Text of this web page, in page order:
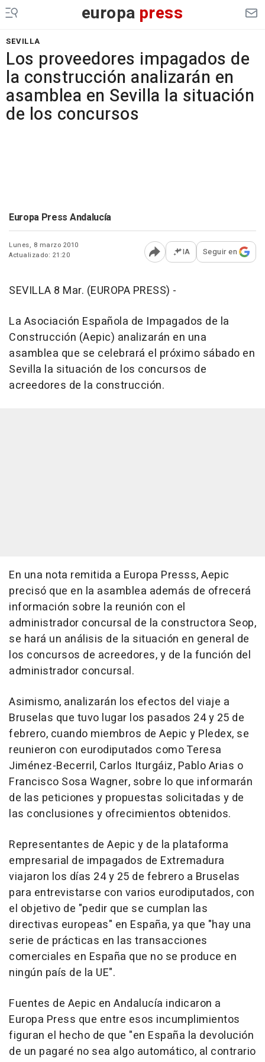
europa press
SEVILLA
Los proveedores impagados de
la construcción analizarán en
asamblea en Sevilla la situación
de los concursos
Europa Press Andalucía
Lunes, 8 marzo 2010
Actualizado: 21:20
Abrir opciones para
IA Seguir en
SEVILLA 8 Mar. (EUROPA PRESS) -
La Asociación Española de Impagados de la
Construcción (Aepic) analizarán en una
asamblea que se celebrará el próximo sábado en
Sevilla la situación de los concursos de
acreedores de la construcción.
En una nota remitida a Europa Presss, Aepic
precisó que en la asamblea además de ofrecerá
información sobre la reunión con el
administrador concursal de la constructora Seop,
se hará un análisis de la situación en general de
los concursos de acreedores, y de la función del
administrador concursal.
Asimismo, analizarán los efectos del viaje a
Bruselas que tuvo lugar los pasados 24 y 25 de
febrero, cuando miembros de Aepic y Pledex, se
reunieron con eurodiputados como Teresa
Jiménez-Becerril, Carlos Iturgáiz, Pablo Arias o
Francisco Sosa Wagner, sobre lo que informarán
de las peticiones y propuestas solicitadas y de
las conclusiones y ofrecimientos obtenidos.
Representantes de Aepic y de la plataforma
empresarial de impagados de Extremadura
viajaron los días 24 y 25 de febrero a Bruselas
para entrevistarse con varios eurodiputados, con
el objetivo de "pedir que se cumplan las
directivas europeas" en España, ya que "hay una
serie de prácticas en las transacciones
comerciales en España que no se produce en
ningún país de la UE".
Fuentes de Aepic en Andalucía indicaron a
Europa Press que entre esos incumplimientos
figuran el hecho de que "en España la devolución
de un pagaré no sea algo automático, al contrario